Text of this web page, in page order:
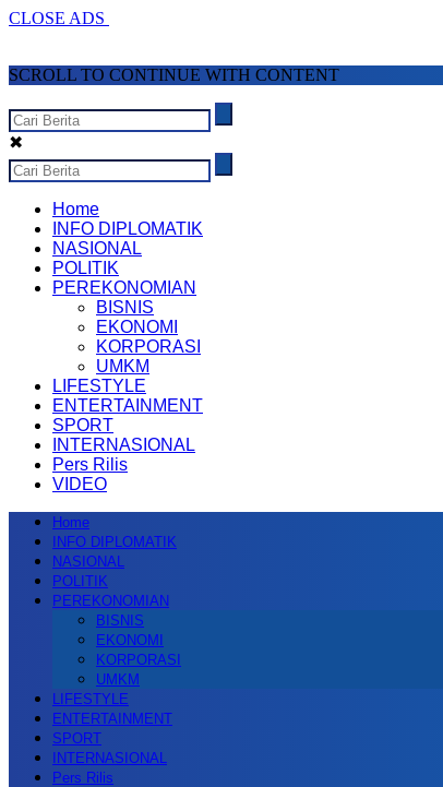
CLOSE ADS
SCROLL TO CONTINUE WITH CONTENT
✖
Home
INFO DIPLOMATIK
NASIONAL
POLITIK
PEREKONOMIAN
BISNIS
EKONOMI
KORPORASI
UMKM
LIFESTYLE
ENTERTAINMENT
SPORT
INTERNASIONAL
Pers Rilis
VIDEO
Home
INFO DIPLOMATIK
NASIONAL
POLITIK
PEREKONOMIAN
BISNIS
EKONOMI
KORPORASI
UMKM
LIFESTYLE
ENTERTAINMENT
SPORT
INTERNASIONAL
Pers Rilis